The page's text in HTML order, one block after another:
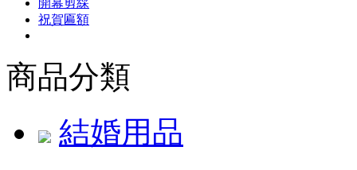
開幕剪綵
祝賀匾額
商品分類
結婚用品